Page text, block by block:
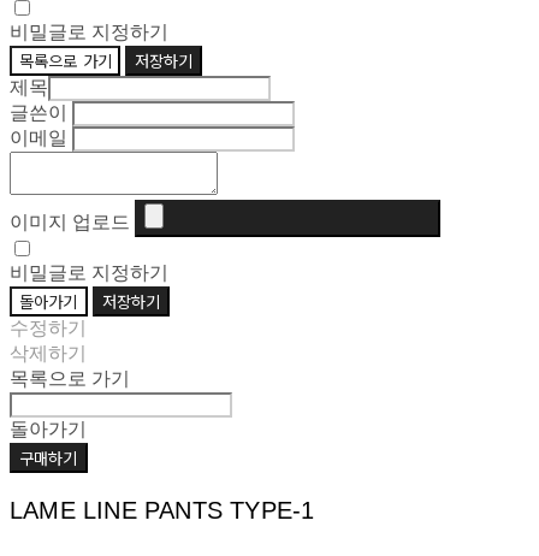
비밀글로 지정하기
목록으로 가기 저장하기
제목
글쓴이
이메일
이미지 업로드
비밀글로 지정하기
돌아가기 저장하기
수정하기
삭제하기
목록으로 가기
돌아가기
구매하기
LAME LINE PANTS TYPE-1